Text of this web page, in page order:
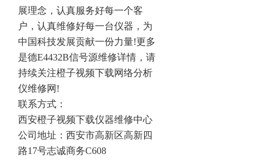
展理念，认真服务好每一个客
户，认真维修好每一台仪器，为
中国科技发展贡献一份力量!更多
是德E4432B信号源维修详情，请
持续关注橙子视频下载网络分析
仪维修网!
联系方式：
西安橙子视频下载仪器维修中心
公司地址：西安市高新区高新四
路17号志诚商务C608